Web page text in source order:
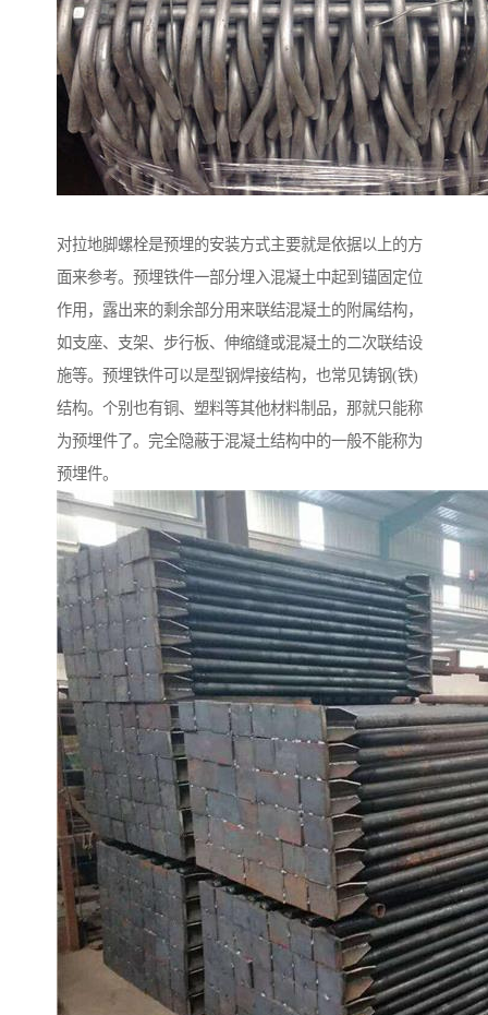
对拉地脚螺栓是预埋的安装方式主要就是依据以上的方
面来参考。预埋铁件一部分埋入混凝土中起到锚固定位
作用，露出来的剩余部分用来联结混凝土的附属结构，
如支座、支架、步行板、伸缩缝或混凝土的二次联结设
施等。预埋铁件可以是型钢焊接结构，也常见铸钢(铁)
结构。个别也有铜、塑料等其他材料制品，那就只能称
为预埋件了。完全隐蔽于混凝土结构中的一般不能称为
预埋件。